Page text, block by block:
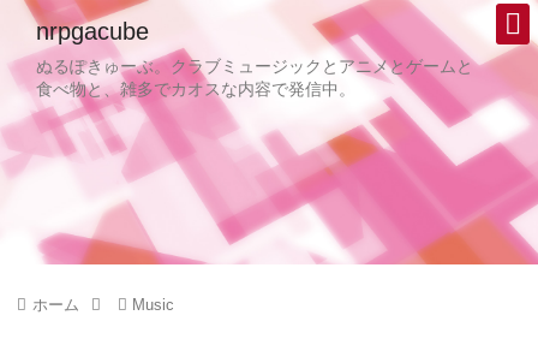
nrpgacube
ぬるぽきゅーぶ。クラブミュージックとアニメとゲームと
食べ物と、雑多でカオスな内容で発信中。
ホーム Music